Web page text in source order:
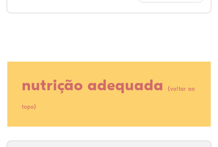
nutrição adequada (voltar ao
topo)